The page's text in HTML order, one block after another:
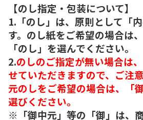
【のし指定・包装について】
1.「のし」は、原則として「
す。のし紙をご希望の場合は
「のし」を選んでください。
2.のしのご指定が無い場合は
せていただきますので、ご注
元のしをご希望の場合は、「
選びください。
※「御中元」等の「御」は、